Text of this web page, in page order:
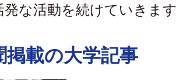
発な活動を続けていきま
掲載の大学記事